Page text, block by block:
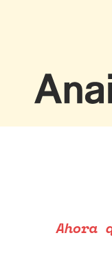
Ahora